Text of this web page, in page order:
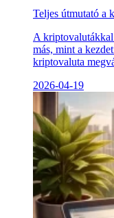
Teljes útmutató a
A kriptovalutákkal
más, mint a
kriptovaluta
2026-04-19